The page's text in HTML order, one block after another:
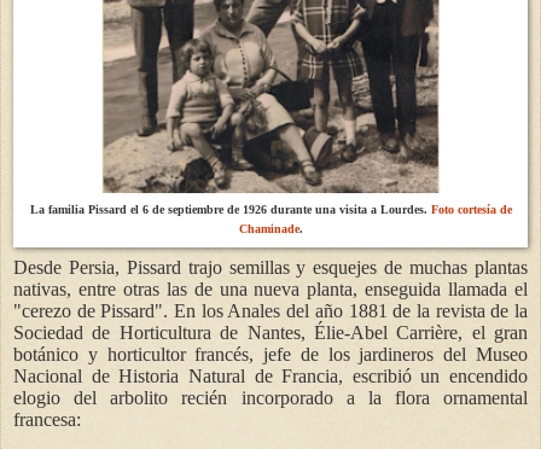
La familia Pissard el 6 de septiembre de 1926 durante una visita a Lourdes. Foto cortesía de
Chaminade.
Desde Persia, Pissard trajo semillas y esquejes de muchas plantas
nativas, entre otras las de una nueva planta, enseguida llamada el
"cerezo de Pissard". En los Anales del año 1881 de la revista de la
Sociedad de Horticultura de Nantes, Élie-Abel Carrière, el gran
botánico y horticultor francés, jefe de los jardineros del Museo
Nacional de Historia Natural de Francia, escribió un encendido
elogio del arbolito recién incorporado a la flora ornamental
francesa: